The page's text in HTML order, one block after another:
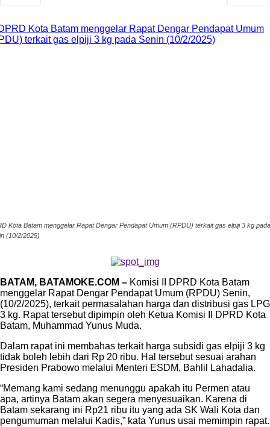
Kota Batam menggelar Rapat Dengar Pendapat Umum (RPDU) terkait gas elpiji 3 kg pada
(10/2/2025)
BATAM, BATAMOKE.COM – Komisi II DPRD Kota Batam
menggelar Rapat Dengar Pendapat Umum (RPDU) Senin,
(10/2/2025), terkait permasalahan harga dan distribusi gas LPG
3 kg. Rapat tersebut dipimpin oleh Ketua Komisi II DPRD Kota
Batam, Muhammad Yunus Muda.
Dalam rapat ini membahas terkait harga subsidi gas elpiji 3 kg
tidak boleh lebih dari Rp 20 ribu. Hal tersebut sesuai arahan
Presiden Prabowo melalui Menteri ESDM, Bahlil Lahadalia.
“Memang kami sedang menunggu apakah itu Permen atau
apa, artinya Batam akan segera menyesuaikan. Karena di
Batam sekarang ini Rp21 ribu itu yang ada SK Wali Kota dan
pengumuman melalui Kadis,” kata Yunus usai memimpin rapat.